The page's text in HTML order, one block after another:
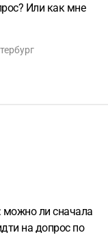
Или как мне
можно ли сначала
на допрос по